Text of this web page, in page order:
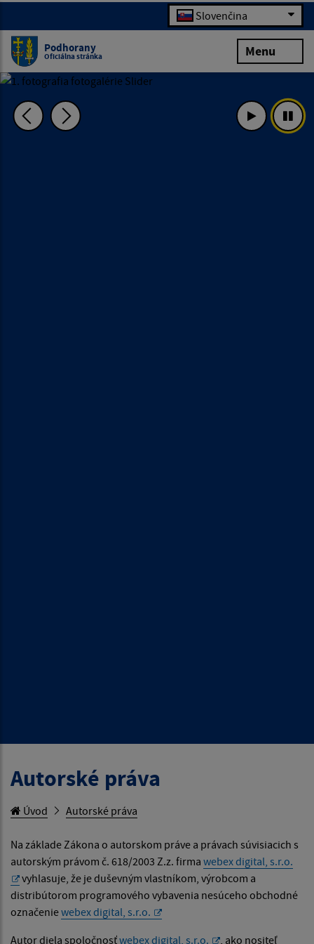
Slovenčina
Podhorany
Oficiálna stránka Menu
Autorské práva
Úvod Autorské práva
Na základe Zákona o autorskom práve a právach súvisiacich s
autorským právom č. 618/2003 Z.z. firma webex digital, s.r.o.
vyhlasuje, že je duševným vlastníkom, výrobcom a
distribútorom programového vybavenia nesúceho obchodné
označeniewebex digital, s.r.o.
Autor diela spoločnosťwebex digital, s.r.o.
, ako nositeľ